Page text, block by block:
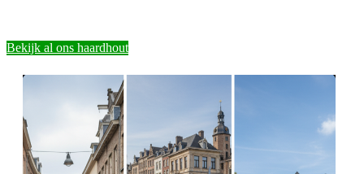
Bekijk al ons haardhout